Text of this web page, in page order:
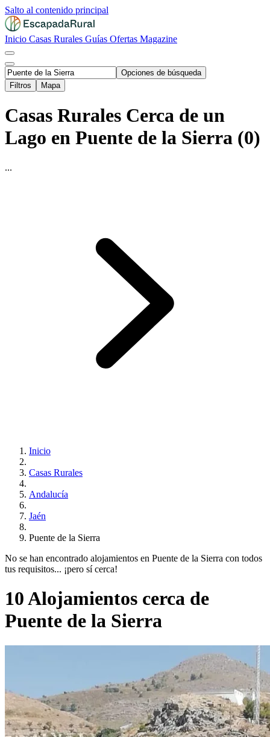
Salto al contenido principal
Inicio Casas Rurales Guías Ofertas Magazine
Opciones de búsqueda
Filtros
Mapa
Casas Rurales Cerca de un
Lago en Puente de la Sierra (0)
...
Inicio
Casas Rurales
Andalucía
Jaén
Puente de la Sierra
No se han encontrado alojamientos en Puente de la Sierra con todos
tus requisitos... ¡pero sí cerca!
10 Alojamientos cerca de
Puente de la Sierra